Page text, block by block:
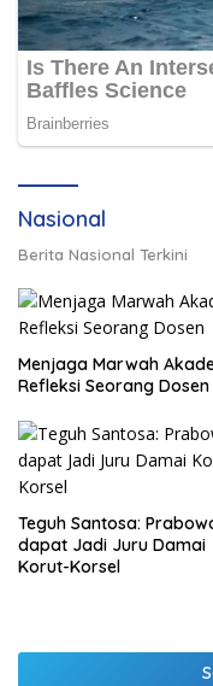
Nasional
Berita Nasional Terkini
Menjaga Marwah
Refleksi Seorang Dosen
Teguh Santosa:
dapat Jadi Juru Damai
Korut-Korsel